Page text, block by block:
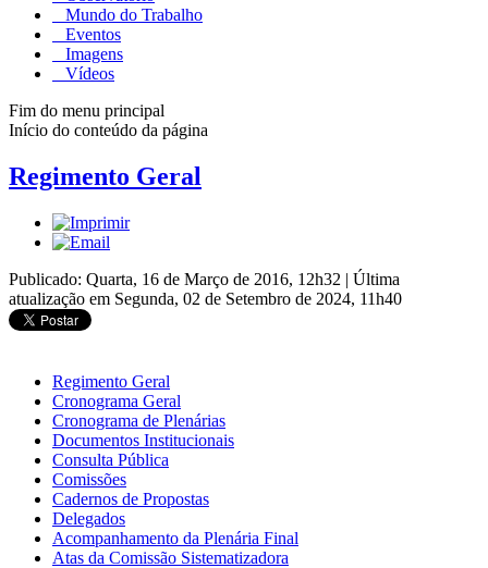
Mundo do Trabalho
Eventos
Imagens
Vídeos
Fim do menu principal
Início do conteúdo da página
Regimento Geral
Publicado: Quarta, 16 de Março de 2016, 12h32 | Última
atualização em Segunda, 02 de Setembro de 2024, 11h40
Regimento Geral
Cronograma Geral
Cronograma de Plenárias
Documentos Institucionais
Consulta Pública
Comissões
Cadernos de Propostas
Delegados
Acompanhamento da Plenária Final
Atas da Comissão Sistematizadora